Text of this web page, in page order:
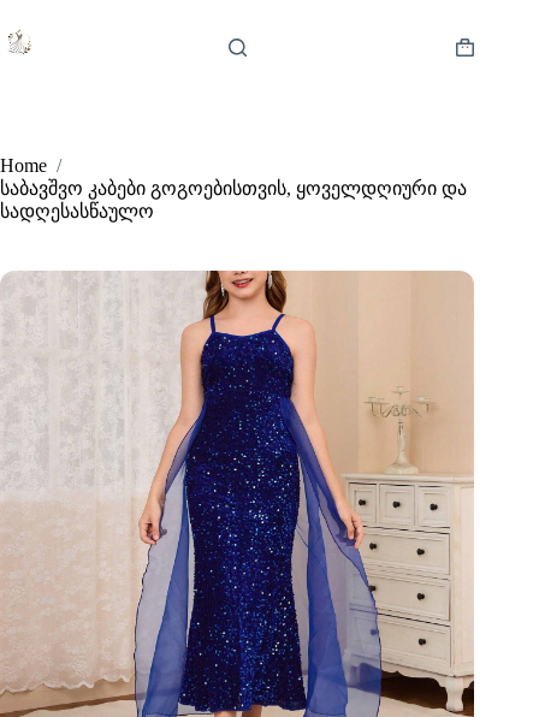
to
content
Shopping
Home /
საბავშვო კაბები გოგოებისთვის, ყოველდღიური და
სადღესასწაულო